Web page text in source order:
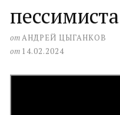
пессимиста
отАНДРЕЙ ЦЫГАНКОВ
от 14.02.2024